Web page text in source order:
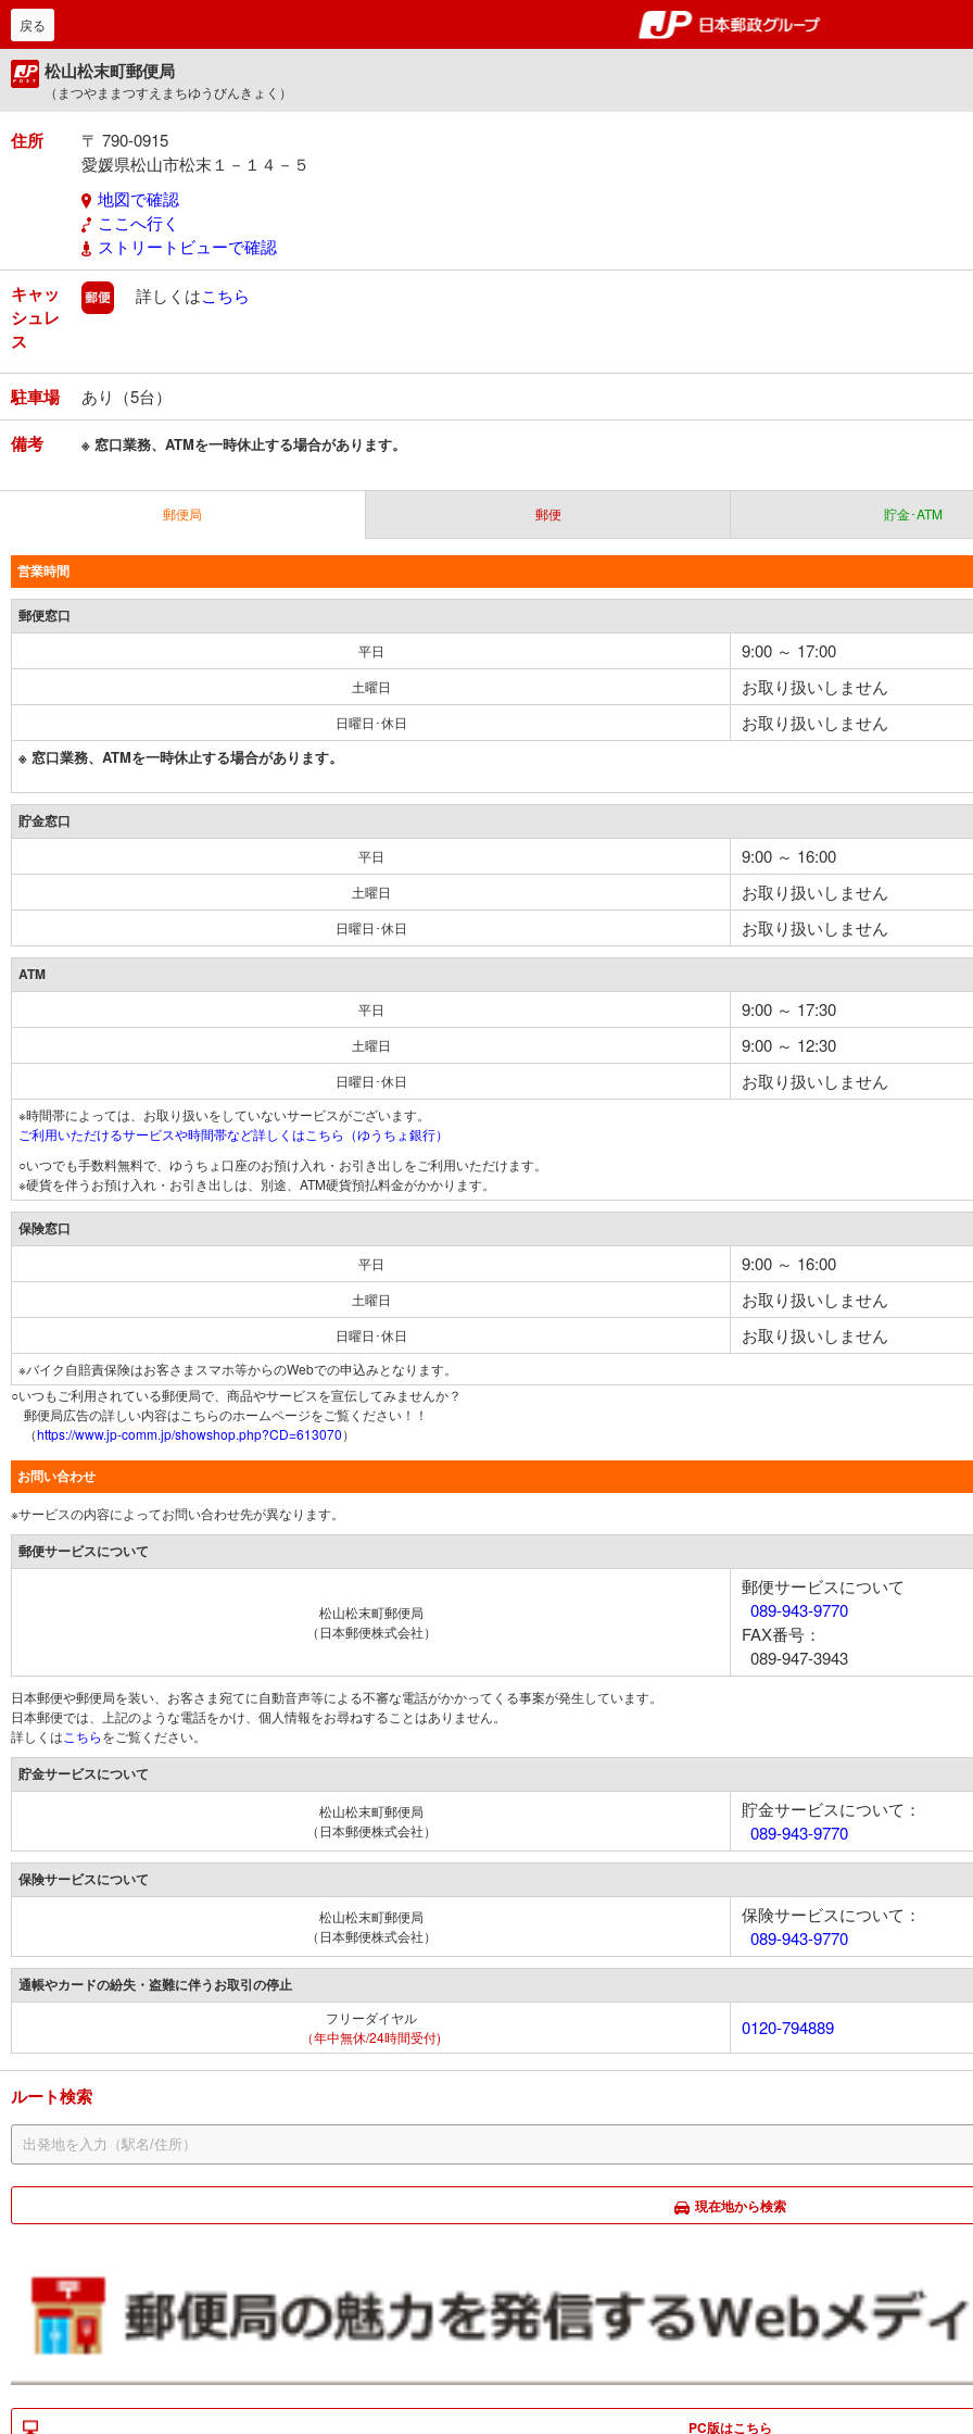
郵便局・日本郵政グルー
戻る
松山松末町郵便局
（まつやままつすえまちゆうびんきょく）
住所
〒 790-0915
愛媛県松山市松末１－１４－５
地図で確認
ここへ行く
ストリートビューで確認
キャッ
シュレ
ス
郵便
詳しくはこちら
駐車場 あり（5台）
備考 ※ 窓口業務、ATMを一時休止する場合があります。
郵便局 郵便 貯金･ATM
営業時間
郵便窓口
平日 9:00 ～ 17:00
土曜日 お取り扱いしません
日曜日･休日 お取り扱いしません
※ 窓口業務、ATMを一時休止する場合があります。
貯金窓口
平日 9:00 ～ 16:00
土曜日 お取り扱いしません
日曜日･休日 お取り扱いしません
ATM
平日 9:00 ～ 17:30
土曜日 9:00 ～ 12:30
日曜日･休日 お取り扱いしません
※時間帯によっては、お取り扱いをしていないサービスがございます。
ご利用いただけるサービスや時間帯など詳しくはこちら（ゆうちょ銀行）
○いつでも手数料無料で、ゆうちょ口座のお預け入れ・お引き出しをご利用いただけます。
※硬貨を伴うお預け入れ・お引き出しは、別途、ATM硬貨預払料金がかかります。
保険窓口
平日 9:00 ～ 16:00
土曜日 お取り扱いしません
日曜日･休日 お取り扱いしません
※バイク自賠責保険はお客さまスマホ等からのWebでの申込みとなります。
○いつもご利用されている郵便局で、商品やサービスを宣伝してみませんか？
郵便局広告の詳しい内容はこちらのホームページをご覧ください！！
（https://www.jp-comm.jp/showshop.php?CD=613070）
お問い合わせ
※サービスの内容によってお問い合わせ先が異なります。
郵便サービスについて
松山松末町郵便局
（日本郵便株式会社）
郵便サービスについて
089-943-9770
FAX番号：
089-947-3943
日本郵便や郵便局を装い、お客さま宛てに自動音声等による不審な電話がかかってくる事案が発生しています。
日本郵便では、上記のような電話をかけ、個人情報をお尋ねすることはありません。
詳しくは こちらをご覧ください。
貯金サービスについて
松山松末町郵便局
（日本郵便株式会社）
貯金サービスについて：
089-943-9770
保険サービスについて
松山松末町郵便局
（日本郵便株式会社）
保険サービスについて：
089-943-9770
通帳やカードの紛失・盗難に伴うお取引の停止
フリーダイヤル
（年中無休/24時間受付)
0120-794889
ルート検索
現在地から検索
PC版はこちら